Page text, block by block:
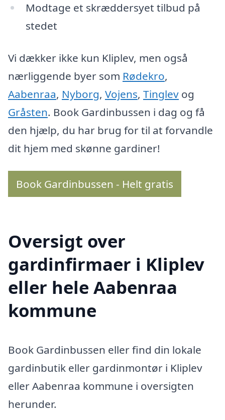
Modtage et skræddersyet tilbud på
stedet
Vi dækker ikke kun Kliplev, men også
nærliggende byer som Rødekro,
Aabenraa, Nyborg, Vojens, Tinglev og
Gråsten. Book Gardinbussen i dag og få
den hjælp, du har brug for til at forvandle
dit hjem med skønne gardiner!
Book Gardinbussen - Helt gratis
Oversigt over
gardinfirmaer i Kliplev
eller hele Aabenraa
kommune
Book Gardinbussen eller find din lokale
gardinbutik eller gardinmontør i Kliplev
eller Aabenraa kommune i oversigten
herunder.